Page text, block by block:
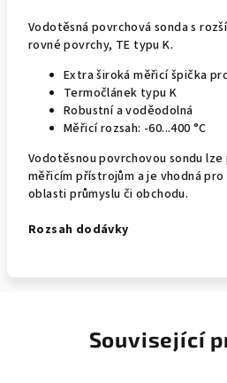
Vodotěsná povrchová sonda s
rovné povrchy, TE typu K.
Extra široká měřicí špička
Termočlánek typu K
Robustní a voděodolná
Měřicí rozsah: -60...400 °C
Vodotěsnou povrchovou sondu
měřicím přístrojům a je vhodná
oblasti průmyslu či obchodu.
Rozsah dodávky
Související